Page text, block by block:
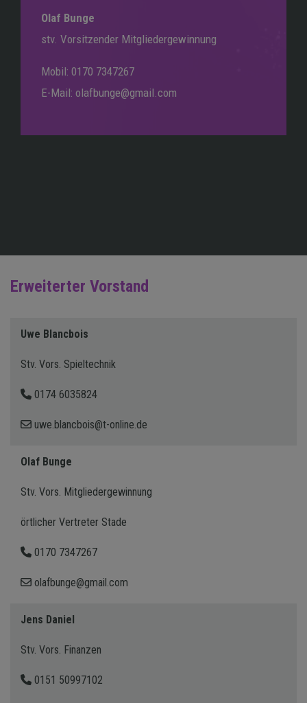
Olaf Bunge
stv. Vorsitzender Mitgliedergewinnung
Mobil: 0170 7347267
E-Mail: olafbunge@gmail.com
Erweiterter Vorstand
Uwe Blancbois
Stv. Vors. Spieltechnik
0174 6035824
uwe.blancbois@t-online.de
Olaf Bunge
Stv. Vors. Mitgliedergewinnung
örtlicher Vertreter Stade
0170 7347267
olafbunge@gmail.com
Jens Daniel
Stv. Vors. Finanzen
0151 50997102